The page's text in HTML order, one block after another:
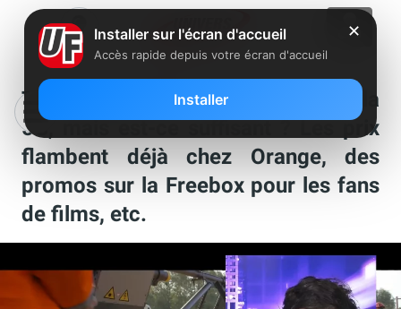
Totalement fibrés : Ca y est Free a la
5G, mais est-ce suffisant ? Les prix
flambent déjà chez Orange, des
promos sur la Freebox pour les fans
de films, etc.
✕
Installer sur l'écran d'accueil
Accès rapide depuis votre écran d'accueil
Installer